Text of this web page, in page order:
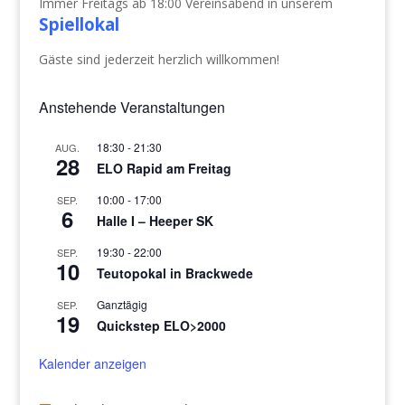
Immer Freitags ab 18:00 Vereinsabend in unserem
Spiellokal
Gäste sind jederzeit herzlich willkommen!
Anstehende Veranstaltungen
AUG.
28
18:30 -21:30
ELO Rapid am Freitag
SEP.
6
10:00 - 17:00
Halle I – Heeper SK
SEP.
10
19:30 -22:00
Teutopokal in Brackwede
SEP.
19
Ganztägig
Quickstep ELO>2000
Kalender anzeigen